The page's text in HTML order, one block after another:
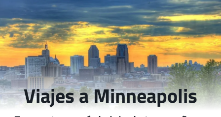
Viajes a Minneapolis